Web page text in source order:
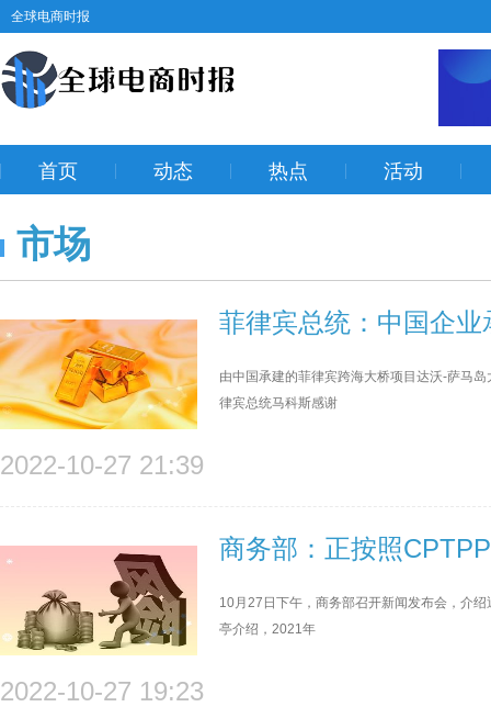
全球电商时报
首页 动态 热点 活动
市场
菲律宾总统：中国企
由中国承建的菲律宾跨海大桥项目达沃-萨马
律宾总统马科斯感谢
2022-10-27 21:39
商务部：正按照
10月27日下午，商务部召开新闻发布会，介
亭介绍，2021年
2022-10-27 19:23